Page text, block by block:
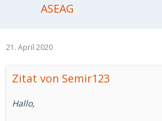
ASEAG
21. April 2020
Zitat von Semir123
Hallo,